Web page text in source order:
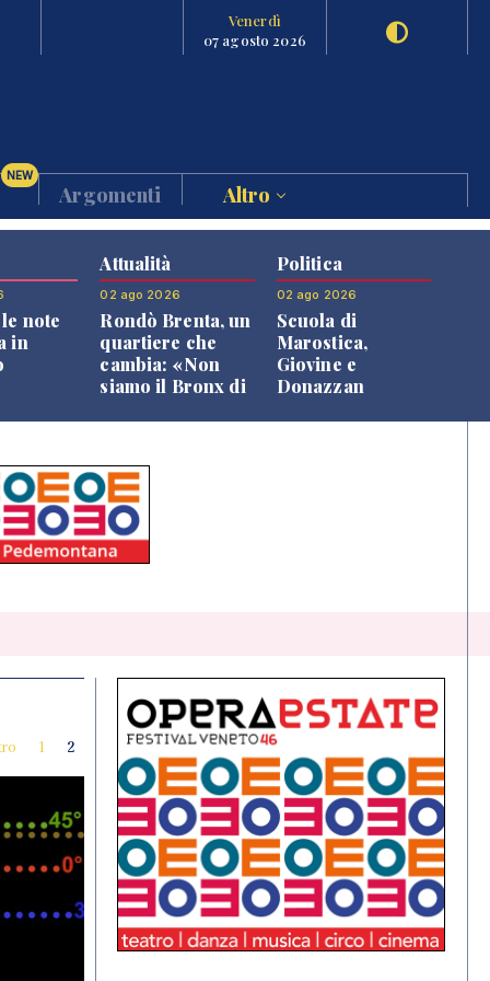
Venerdì
07 agosto 2026
NEW
Argomenti Altro
note
in
Attualità
02 ago 2026
Rondò Brenta, un
quartiere che
cambia: «Non
siamo il Bronx di
Politica
02 ago 2026
Scuola di
Marostica,
Giovine e
Donazzan
1 2